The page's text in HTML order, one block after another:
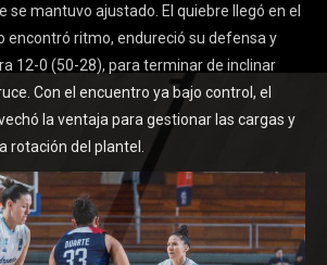
se mantuvo ajustado. El quiebre llegó en el
encontró ritmo, endureció su defensa y
12-0 (50-28), para terminar de inclinar
Con el encuentro ya bajo control, el
la ventaja para gestionar las cargas y
rotación del plantel.